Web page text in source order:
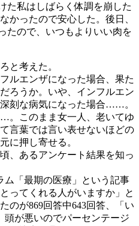
私はしばらく体調を崩した
かったので安心した。後日、
たので、いつもよりいい肉を
と考えた。
ルエンザになった場合、果た
ろうか。いや、インフルエン
刻な病気になった場合……。
。このまま女一人、老いてゆ
言葉では言い表せないほどの
に押し寄せる。
、あるアンケート結果を知っ
「最期の医療」という記事
ってくれる人がいますか」と
のが869回答中643回答、「い
頭が悪いのでパーセンテージ